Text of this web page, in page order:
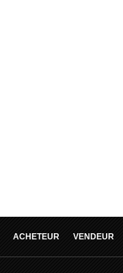
ACHETEUR VENDEUR